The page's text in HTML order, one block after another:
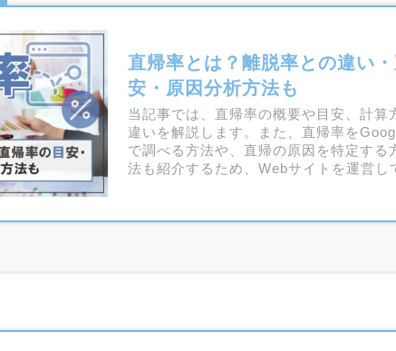
直帰率とは？離脱率との違い・
安・原因分析方法も
当記事では、直帰率の概要や目安、計算
違いを解説します。また、直帰率を
で調べる方法や、直帰の原因を特定する
法も紹介するため、Webサイトを運営し